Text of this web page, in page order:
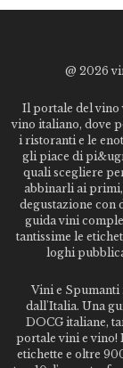
@ 2026
Il portale del vino
vino italiano, dove
i ristoranti e le
gli piace di
quali scegliere
abbinarli ai primi,
degustazione con
guida vini
tantissime le
loghi
Vini e Spumanti
dall'Italia. Una
DOCG italiane,
portale vini e vino!
etichette e oltre